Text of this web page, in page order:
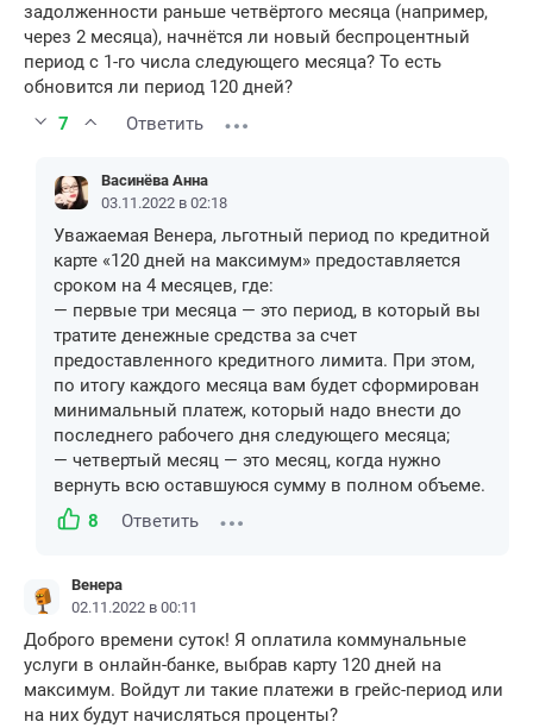
задолженности раньше четвёртого месяца (например,
через 2 месяца), начнётся ли новый беспроцентный
период с 1-го числа следующего месяца? То есть
обновится ли период 120 дней?
7
Ответить
Васинёва Анна
03.11.2022 в 02:18
Уважаемая Венера, льготный период по кредитной
карте «120 дней на максимум» предоставляется
сроком на 4 месяцев, где:
— первые три месяца — это период, в который вы
тратите денежные средства за счет
предоставленного кредитного лимита. При этом,
по итогу каждого месяца вам будет сформирован
минимальный платеж, который надо внести до
последнего рабочего дня следующего месяца;
— четвертый месяц — это месяц, когда нужно
вернуть всю оставшуюся сумму в полном объеме.
8
Ответить
Венера
02.11.2022 в 00:11
Доброго времени суток! Я оплатила коммунальные
услуги в онлайн-банке, выбрав карту 120 дней на
максимум. Войдут ли такие платежи в грейс-период или
на них будут начисляться проценты?